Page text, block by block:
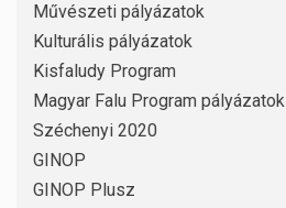
Művészeti pályázatok
Kulturális pályázatok
Kisfaludy Program
Magyar Falu Program pályázatok
Széchenyi 2020
GINOP
GINOP Plusz